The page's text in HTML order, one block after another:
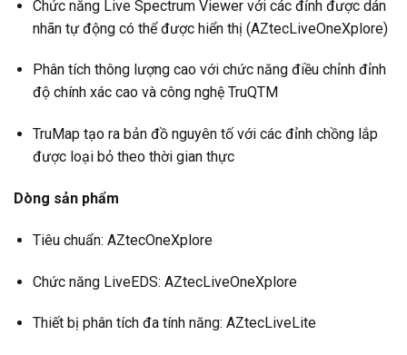
Chức năng Live Spectrum Viewer với các đỉnh được dán
nhãn tự động có thể được hiển thị (AZtecLiveOneXplore)
Phân tích thông lượng cao với chức năng điều chỉnh đỉnh
độ chính xác cao và công nghệ TruQTM
TruMap tạo ra bản đồ nguyên tố với các đỉnh chồng lắp
được loại bỏ theo thời gian thực
Dòng sản phẩm
Tiêu chuẩn: AZtecOneXplore
Chức năng LiveEDS: AZtecLiveOneXplore
Thiết bị phân tích đa tính năng: AZtecLiveLite